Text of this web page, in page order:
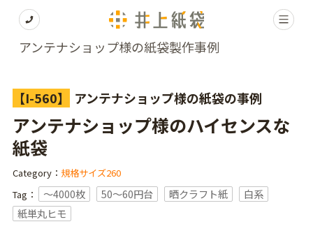
アンテナショップ様の紙袋製作事例
【I-560】 アンテナショップ様の紙袋の事例
アンテナショップ様のハイセンスな
紙袋
Category： 規格サイズ260
Tag：
〜4000枚 50～60円台 晒クラフト紙
白系
紙単丸ヒモ